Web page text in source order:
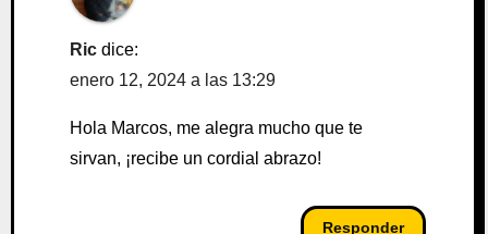
Ric dice:
enero 12, 2024 a las 13:29
Hola Marcos, me alegra mucho que te
sirvan, ¡recibe un cordial abrazo!
Responder